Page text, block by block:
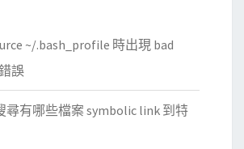
~/.bash_profile 時出現 bad
誤
尋有哪些檔案 symbolic link 到特